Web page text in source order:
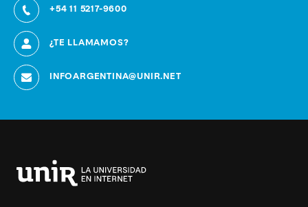
+54 11 5217-9600
¿TE LLAMAMOS?
INFOARGENTINA@UNIR.NET